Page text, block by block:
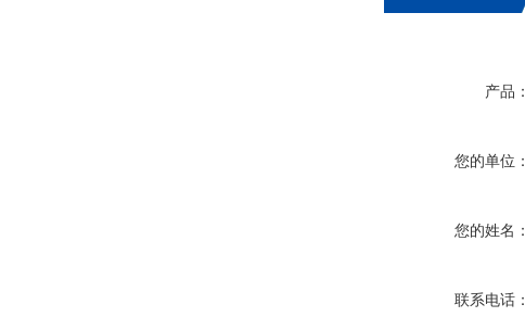
产品：
您的单位：
您的姓名：
联系电话：